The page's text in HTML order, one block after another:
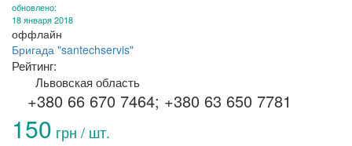
обновлено:
18 января 2018
оффлайн
Бригада "santechservis"
Рейтинг:
Львовская область
+380 66 670 7464; +380 63 650 7781
150 грн / шт.